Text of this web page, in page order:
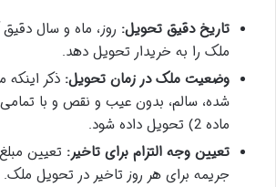
تاریخ دقیق تحویل: روز، ماه و سال
ملک را به خریدار تحویل دهد.
وضعیت ملک در زمان تحویل: ذکر اینکه
شده، سالم، بدون عیب و نقص و با
ماده 2) تحویل داده شود.
تعیین وجه التزام برای تاخیر: تعیین
جریمه برای هر روز تاخیر در تحویل ملک.